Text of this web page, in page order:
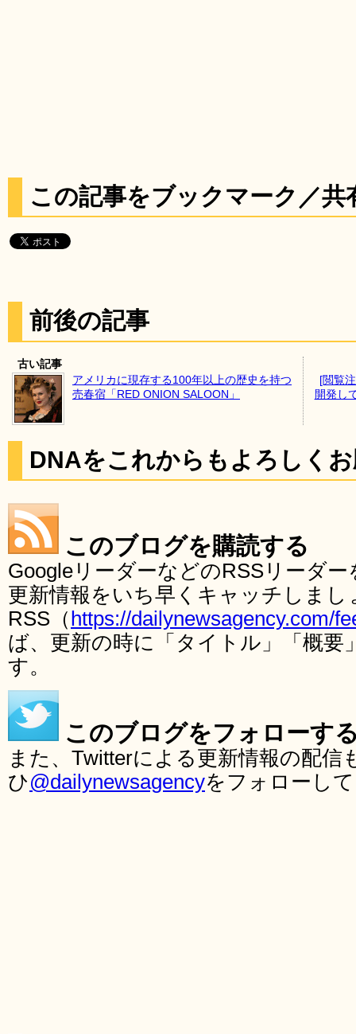
この記事をブックマーク／共
前後の記事
古い記事
アメリカに現存する100年以上の歴史を持つ
売春宿「RED ONION SALOON」
[閲覧
開発し
DNAをこれからもよろしく
このブログを購読する
GoogleリーダーなどのRSSリーダ
更新情報をいち早くキャッチしま
RSS（ https://dailynewsagency.com/
ば、更新の時に「タイトル」「概要
す。
このブログをフォローす
また、Twitterによる更新情報の配
ひ@dailynewsagencyをフォローし